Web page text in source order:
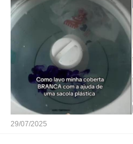
29/07/2025